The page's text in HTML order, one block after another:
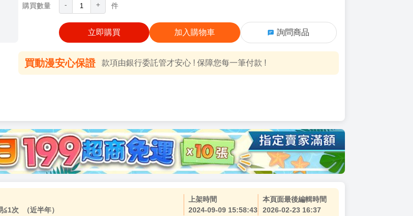
購買數量 - + 件
立即購買 加入購物車 詢問商品
買動漫安心保證 款項由銀行委託管才安心 ! 保障您每一筆付款 !
次 （近半年）
上架時間
2024-09-09 15:58:43
本頁面最後編輯時間
2026-02-23 16:37